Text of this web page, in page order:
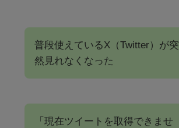
普段使えているX（Twitter）が突
然見れなくなった
「現在ツイートを取得できませ